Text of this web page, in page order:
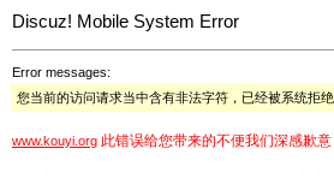
Discuz! Mobile System Error
Error messages:
您当前的访问请求当中含有非法字符，已经被系统拒绝
www.kouyi.org 此错误给您带来的不便我们深感歉意